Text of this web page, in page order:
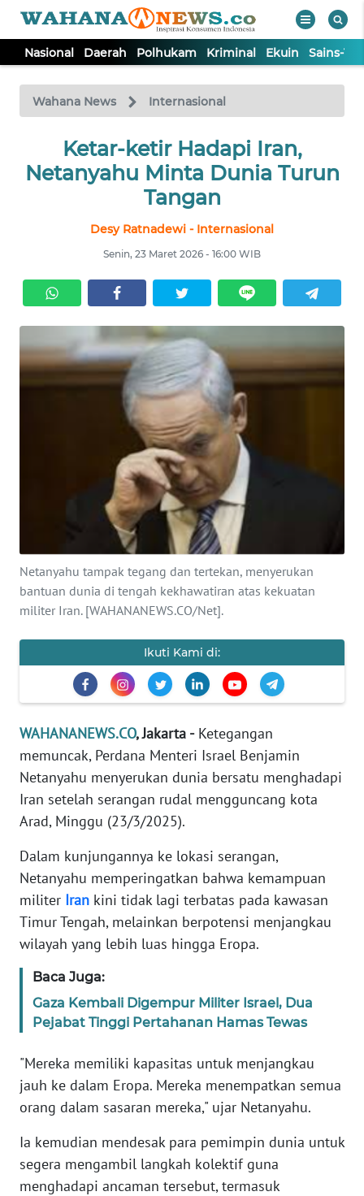
Nasional Daerah Polhukam Kriminal Ekuin Sains-
Wahana News Internasional
Ketar-ketir Hadapi Iran,
Netanyahu Minta Dunia Turun
Tangan
Desy Ratnadewi - Internasional
Senin, 23 Maret 2026 - 16:00 WIB
Netanyahu tampak tegang dan tertekan, menyerukan
bantuan dunia di tengah kekhawatiran atas kekuatan
militer Iran. [WAHANANEWS.CO/Net].
Ikuti Kami di:
WAHANANEWS.CO, Jakarta -Ketegangan
memuncak, Perdana Menteri Israel Benjamin
Netanyahu menyerukan dunia bersatu menghadapi
Iran setelah serangan rudal mengguncang kota
Arad, Minggu (23/3/2025).
Dalam kunjungannya ke lokasi serangan,
Netanyahu memperingatkan bahwa kemampuan
militer Iran kini tidak lagi terbatas pada kawasan
Timur Tengah, melainkan berpotensi menjangkau
wilayah yang lebih luas hingga Eropa.
Baca Juga:
Gaza Kembali Digempur Militer Israel, Dua
Pejabat Tinggi Pertahanan Hamas Tewas
"Mereka memiliki kapasitas untuk menjangkau
jauh ke dalam Eropa. Mereka menempatkan semua
orang dalam sasaran mereka," ujar Netanyahu.
Ia kemudian mendesak para pemimpin dunia untuk
segera mengambil langkah kolektif guna
menghadapi ancaman tersebut, termasuk
TV
Tutup
NASIONAL
KRIMINAL
EKUIN
SAINS-TEKNO
INTERNASIONAL
PENDIDIKAN
OLAHRAGA
EDITORIAL
Informasi
INDEKS
BERITA
KONTAK
IKLAN
TENTANG
PEDOMAN
MEDIA
REDAKSI
DISCLAIMER